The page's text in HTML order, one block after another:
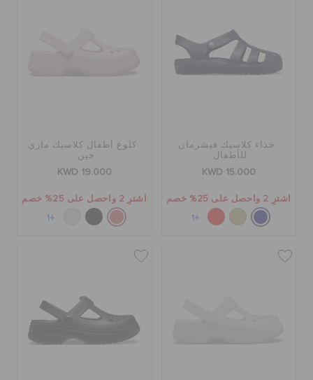
حذاء كلاسيك فيشرمان
للأطفال
KWD 15.000
اشترِ 2 واحصل على 25% خصم
+1
كلوغ أطفال كلاسيك ماري
جين
KWD 19.000
اشترِ 2 واحصل على 25% خصم
+1